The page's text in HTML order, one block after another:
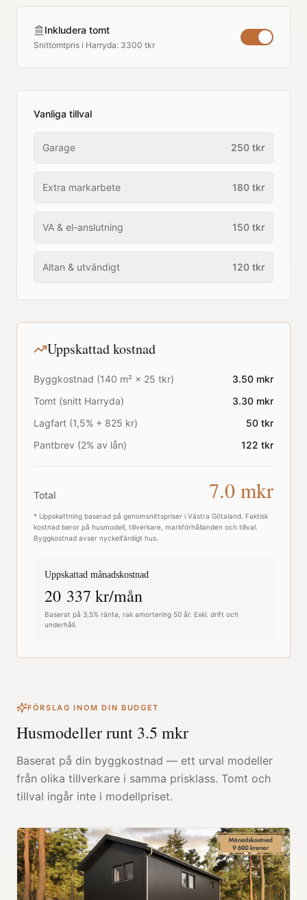
Inkludera tomt
Snittomtpris i Harryda: 3300 tkr
Vanliga tillval
Garage 250 tkr
Extra markarbete 180 tkr
VA & el-anslutning 150 tkr
Altan & utvändigt 120 tkr
Uppskattad kostnad
Byggkostnad (140 m² × 25 tkr) 3.50 mkr
Tomt (snitt Harryda) 3.30 mkr
Lagfart (1,5% + 825 kr)
50 tkr
Pantbrev (2% av lån)
122 tkr
Total 7.0 mkr
* Uppskattning baserad på genomsnittspriser i Västra Götaland . Faktisk
kostnad beror på husmodell, tillverkare, markförhållanden och tillval.
Byggkostnad avser nyckelfärdigt hus.
Uppskattad månadskostnad
20 337 kr/mån
Baserat på 3,5% ränta, rak amortering 50 år. Exkl. drift och
underhåll.
FÖRSLAG INOM DIN BUDGET
Husmodeller runt 3.5 mkr
Baserat på din byggkostnad — ett urval modeller
från olika tillverkare i samma prisklass. Tomt och
tillval ingår inte i modellpriset.